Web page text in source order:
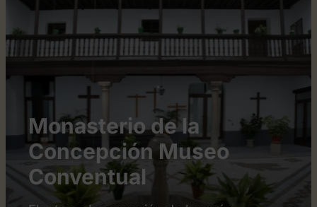
Monasterio de la
Concepción Museo
Conventual